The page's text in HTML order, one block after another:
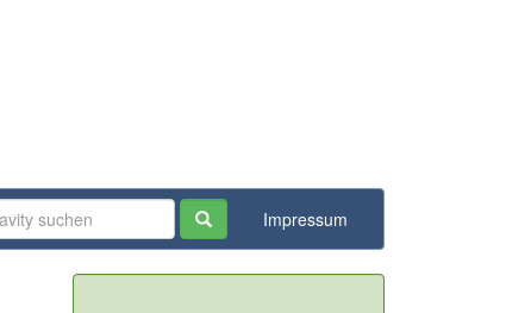
Impressum